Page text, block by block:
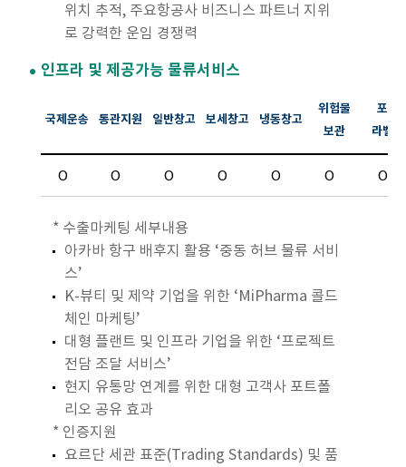
위치 추적, 주요항공사 비즈니스 파트너 지위
로 강력한 운임 경쟁력
인프라 및 제공가능 물류서비스
국제운송 통관지원 일반창고 보세창고 냉동창고
위험물
보관
포장
라벨링
O O O O O O O
* 수출마케팅 세부내용
아카바 항구 배후지 활용 ‘중동 허브 물류 서비
스’
K-뷰티 및 제약 기업을 위한 ‘MiPharma 콜드
체인 마케팅’
대형 플랜트 및 인프라 기업을 위한 ‘프로젝트
전담 조달 서비스’
현지 유통망 연계를 위한 대형 고객사 포트폴
리오 공유 효과
* 인증지원
요르단 세관 표준(Trading Standards) 및 품